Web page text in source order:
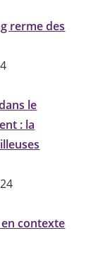
rerme des
le
: la
contexte